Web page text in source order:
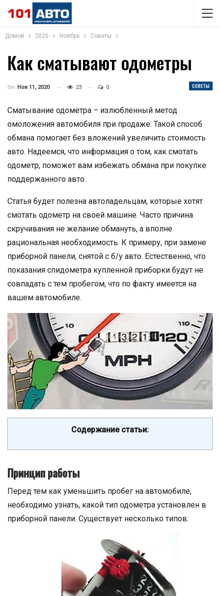
Домой 2020 Ноябрь Советы
Как сматывают одометры
СОВЕТЫ
On Ноя 11, 2020 23 0
Сматывание одометра – излюбленный метод
омоложения автомобиля при продаже. Такой способ
обмана помогает без вложений увеличить стоимость
авто. Надеемся, что информация о том, как смотать
одометр, поможет вам избежать обмана при покупке
поддержанного авто.
Статья будет полезна автоладельцам, которые хотят
смотать одометр на своей машине. Часто причина
скручивания не желание обмануть, а вполне
рациональная необходимость. К примеру, при замене
приборной панели, снятой с б/у авто. Естественно, что
показания спидометра купленной приборки будут не
совпадать с тем пробегом, что по факту имеется на
вашем автомобиле.
Содержание статьи:
Принцип работы
Перед тем как уменьшить пробег на автомобиле,
необходимо узнать, какой тип одометра установлен в
приборной панели. Существует несколько типов: